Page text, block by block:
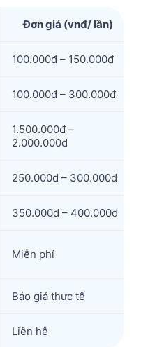
Đơn giá (vnđ/ lần)
100.000đ – 150.000đ
100.000đ – 300.000đ
1.500.000đ –
2.000.000đ
250.000đ – 300.000đ
350.000đ – 400.000đ
Miễn phí
Báo giá thực tế
Liên hệ